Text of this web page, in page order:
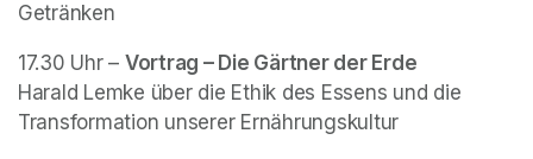
Getränken
17.30 Uhr – Vortrag – Die Gärtner der Erde
Harald Lemke über die Ethik des Essens und die
Transformation unserer Ernährungskultur